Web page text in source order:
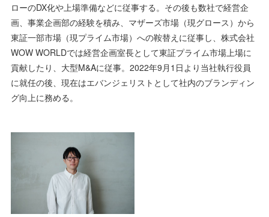
ローのDX化や上場準備などに従事する。その後も数社で経営企
画、事業企画部の経験を積み、マザーズ市場（現グロース）から
東証一部市場（現プライム市場）への鞍替えに従事し、株式会社
WOW WORLDでは経営企画室長として東証プライム市場上場に
貢献したり、大型M&Aに従事。2022年9月1日より当社執行役員
に就任の後、現在はエバンジェリストとして社内のブランディン
グ向上に務める。